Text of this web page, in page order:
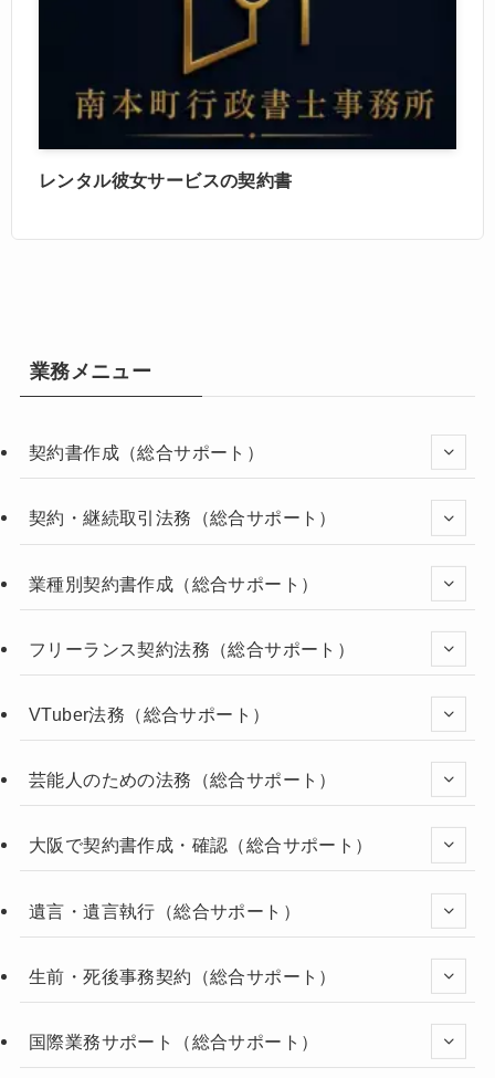
レンタル彼女サービスの契約書
業務メニュー
契約書作成（総合サポート）
契約・継続取引法務（総合サポート）
業種別契約書作成（総合サポート）
フリーランス契約法務（総合サポート）
VTuber法務（総合サポート）
芸能人のための法務（総合サポート）
大阪で契約書作成・確認（総合サポート）
遺言・遺言執行（総合サポート）
生前・死後事務契約（総合サポート）
国際業務サポート（総合サポート）